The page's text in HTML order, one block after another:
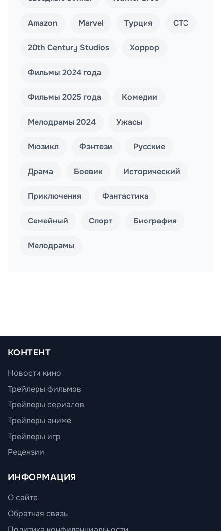
Amazon Marvel Турция СТС
20th Century Studios Хоррор
Фильмы 2024 года
Фильмы 2025 года Комедии
Мелодрамы 2024 Ужасы
Мюзикл Фэнтези Русские
Драма Боевик Исторический
Приключения Фантастика
Семейный Спорт Биография
Мелодрамы
КОНТЕНТ
Новости кино
Трейлеры фильмов
Трейлеры сериалов
Трейлеры аниме
Трейлеры игр
Рецензии
ИНФОРМАЦИЯ
О сайте
Обратная связь